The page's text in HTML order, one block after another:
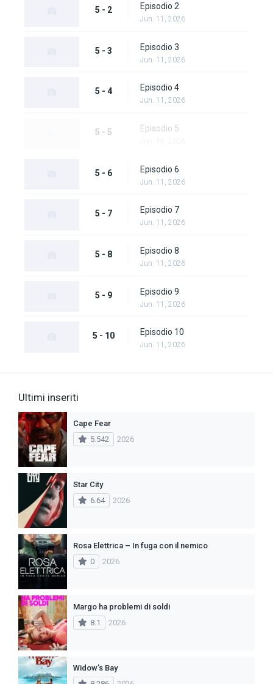
5 - 2 Episodio 2
Jun. 11, 2026
5 - 3 Episodio 3
Jun. 11, 2026
5 - 4 Episodio 4
Jun. 11, 2026
5 - 5 Episodio 5
5 - 6 Episodio 6
Jun. 11, 2026
5 - 7 Episodio 7
Jun. 11, 2026
5 - 8 Episodio 8
Jun. 11, 2026
5 - 9 Episodio 9
Jun. 11, 2026
5 - 10 Episodio 10
Jun. 11, 2026
Ultimi inseriti
Cape Fear
5.542
2026
Star City
6.64
2026
Rosa Elettrica – In fuga con il nemico
0
2026
Margo ha problemi di soldi
8.1
2026
Widow’s Bay